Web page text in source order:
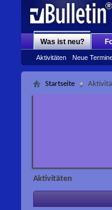
Was ist neu?
Aktivitäten Neue
Startseite
Aktivitäten